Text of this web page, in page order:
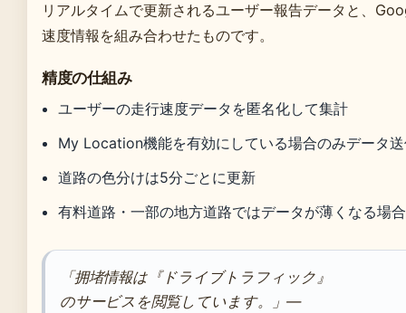
リアルタイムで更新されるユーザー報告データと、
速度情報を組み合わせたものです。
精度の仕組み
ユーザーの走行速度データを匿名化して集計
My Location機能を有効にしている場合のみデータ
道路の色分けは5分ごとに更新
有料道路・一部の地方道路ではデータが薄くなる場
「拥堵情報は『ドライブトラフィック』
のサービスを閲覧しています。」—